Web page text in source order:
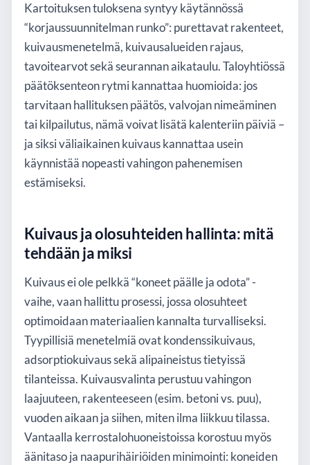
Kartoituksen tuloksena syntyy käytännössä
“korjaussuunnitelman runko”: purettavat rakenteet,
kuivausmenetelmä, kuivausalueiden rajaus,
tavoitearvot sekä seurannan aikataulu. Taloyhtiössä
päätöksenteon rytmi kannattaa huomioida: jos
tarvitaan hallituksen päätös, valvojan nimeäminen
tai kilpailutus, nämä voivat lisätä kalenteriin päiviä –
ja siksi väliaikainen kuivaus kannattaa usein
käynnistää nopeasti vahingon pahenemisen
estämiseksi.
Kuivaus ja olosuhteiden hallinta: mitä
tehdään ja miksi
Kuivaus ei ole pelkkä “koneet päälle ja odota” -
vaihe, vaan hallittu prosessi, jossa olosuhteet
optimoidaan materiaalien kannalta turvalliseksi.
Tyypillisiä menetelmiä ovat kondenssikuivaus,
adsorptiokuivaus sekä alipaineistus tietyissä
tilanteissa. Kuivausvalinta perustuu vahingon
laajuuteen, rakenteeseen (esim. betoni vs. puu),
vuoden aikaan ja siihen, miten ilma liikkuu tilassa.
Vantaalla kerrostalohuoneistoissa korostuu myös
äänitaso ja naapurihäiriöiden minimointi: koneiden